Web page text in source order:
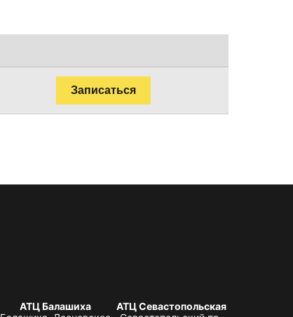
Записаться
АТЦ Балашиха
АТЦ Севастопольская